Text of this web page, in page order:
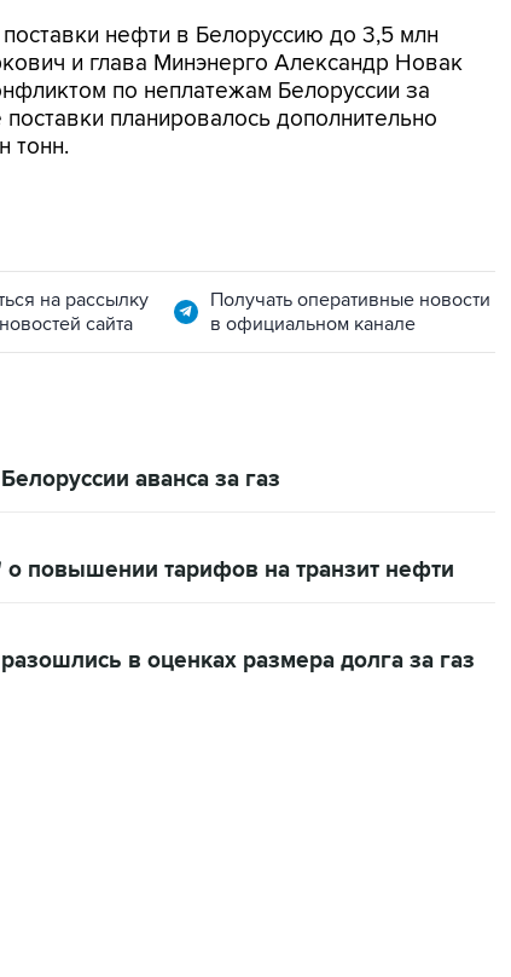
нефти в Белоруссию до 3,5 млн
и глава Минэнерго Александр Новак
по неплатежам Белоруссии за
планировалось дополнительно
тонн.
на рассылку
сайта
Получать оперативные новости
в официальном канале
аванса за газ
повышении тарифов на транзит нефти
в оценках размера долга за газ